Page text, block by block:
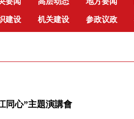
建设 机关建设 参政议政
同心”主題演講會